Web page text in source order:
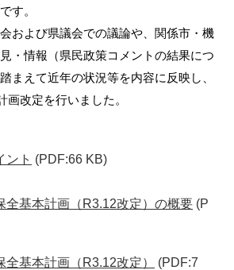
す。
および県議会での議論や、関係市・機
・情報（県民政策コメントの結果につ
まえて近年の状況等を内容に反映し、
画改定を行いました。
ント (PDF:66 KB)
全基本計画（R3.12改定）の概要 (P
全基本計画（R3.12改定）
(PDF:7